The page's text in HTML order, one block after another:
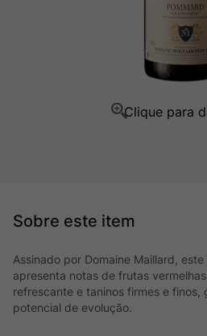
Assinado por Domaine Maillard,
apresenta notas de frutas
refrescante e taninos firmes e
potencial de evolução.